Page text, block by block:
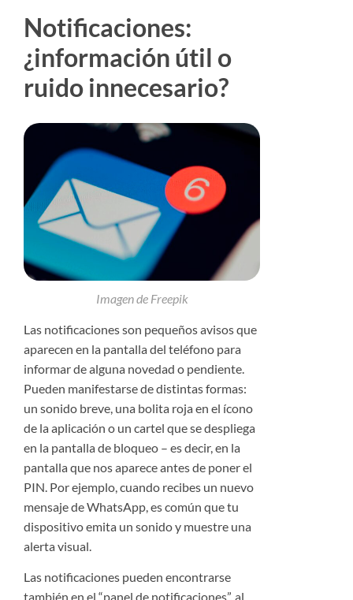
Notificaciones:
¿información útil o
ruido innecesario?
Imagen de Freepik
Las notificaciones son pequeños avisos que
aparecen en la pantalla del teléfono para
informar de alguna novedad o pendiente.
Pueden manifestarse de distintas formas:
un sonido breve, una bolita roja en el ícono
de la aplicación o un cartel que se despliega
en la pantalla de bloqueo – es decir, en la
pantalla que nos aparece antes de poner el
PIN. Por ejemplo, cuando recibes un nuevo
mensaje de WhatsApp, es común que tu
dispositivo emita un sonido y muestre una
alerta visual.
Las notificaciones pueden encontrarse
también en el “panel de notificaciones”, al